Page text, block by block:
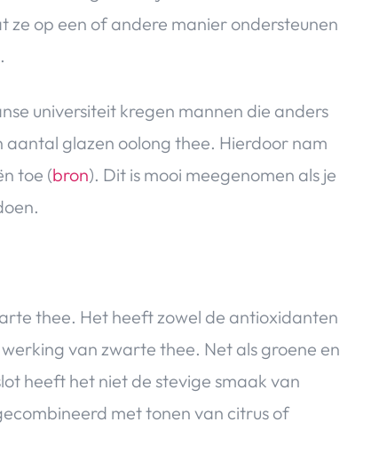
ze op een of andere manier ondersteunen
universiteit kregen mannen die anders
glazen oolong thee. Hierdoor nam
toe (bron). Dit is mooi meegenomen als je
thee. Het heeft zowel de antioxidanten
werking van zwarte thee. Net als groene en
heeft het niet de stevige smaak van
met tonen van citrus of